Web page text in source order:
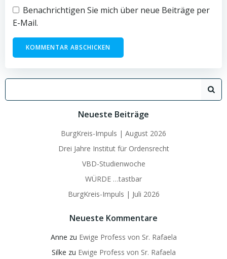
Benachrichtigen Sie mich über neue Beiträge per
E-Mail.
for:
Neueste Beiträge
BurgKreis-Impuls | August 2026
Drei Jahre Institut für Ordensrecht
VBD-Studienwoche
WÜRDE …tastbar
BurgKreis-Impuls | Juli 2026
Neueste Kommentare
Anne zu Ewige Profess von Sr. Rafaela
Silke zu Ewige Profess von Sr. Rafaela